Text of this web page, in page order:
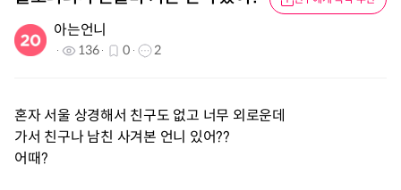
아는언니
136 0 2
혼자 서울 상경해서 친구도 없고 너무 외로운데
가서 친구나 남친 사겨본 언니 있어??
어때?